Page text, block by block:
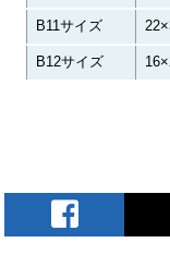
B11サイズ
B12サイズ